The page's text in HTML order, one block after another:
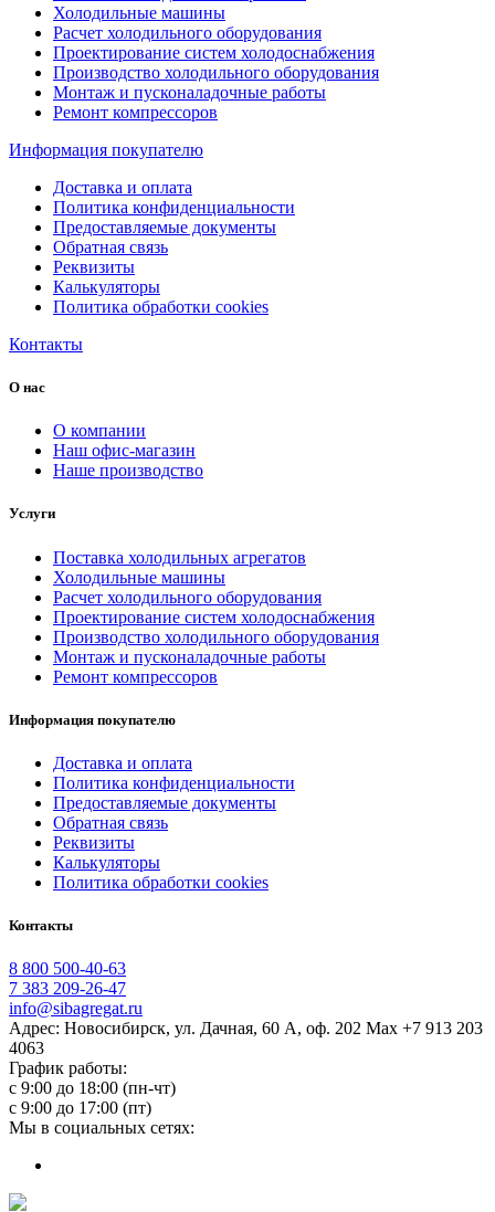
Холодильные машины
Расчет холодильного оборудования
Проектирование систем холодоснабжения
Производство холодильного оборудования
Монтаж и пусконаладочные работы
Ремонт компрессоров
Информация покупателю
Доставка и оплата
Политика конфиденциальности
Предоставляемые документы
Обратная связь
Реквизиты
Калькуляторы
Политика обработки cookies
Контакты
О нас
О компании
Наш офис-магазин
Наше производство
Услуги
Поставка холодильных агрегатов
Холодильные машины
Расчет холодильного оборудования
Проектирование систем холодоснабжения
Производство холодильного оборудования
Монтаж и пусконаладочные работы
Ремонт компрессоров
Информация покупателю
Доставка и оплата
Политика конфиденциальности
Предоставляемые документы
Обратная связь
Реквизиты
Калькуляторы
Политика обработки cookies
Контакты
8 800 500-40-63
7 383 209-26-47
info@sibagregat.ru
Адрес: Новосибирск, ул. Дачная, 60 А, оф. 202 Max +7 913 203
4063
График работы:
с 9:00 до 18:00 (пн-чт)
с 9:00 до 17:00 (пт)
Мы в социальных сетях: